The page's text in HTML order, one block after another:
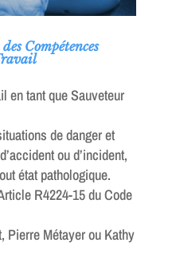
Compétences
en tant que Sauveteur
de danger et
ou d’incident,
état pathologique.
R4224-15 du Code
Pierre Métayer ou Kathy